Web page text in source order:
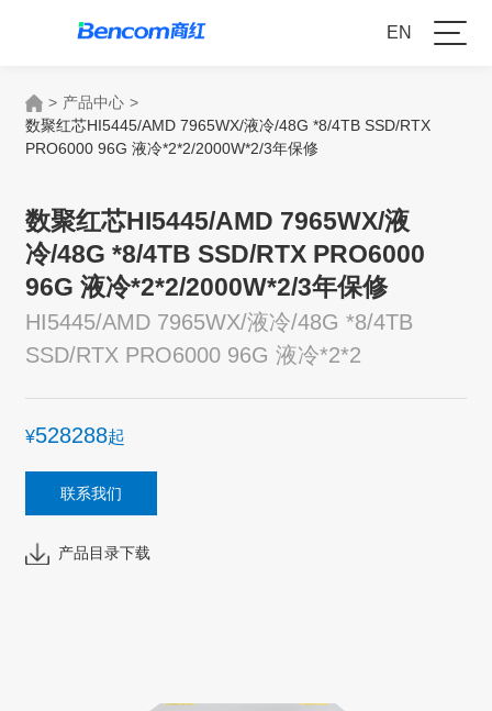
EN
> 产品中心 >
数聚红芯HI5445/AMD 7965WX/液冷/48G *8/4TB SSD/RTX
PRO6000 96G 液冷*2*2/2000W*2/3年保修
数聚红芯HI5445/AMD 7965WX/液
冷/48G *8/4TB SSD/RTX PRO6000
96G 液冷*2*2/2000W*2/3年保修
HI5445/AMD 7965WX/液冷/48G *8/4TB
SSD/RTX PRO6000 96G 液冷*2*2
¥528288起
联系我们
产品目录下载